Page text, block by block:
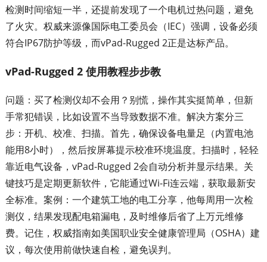
检测时间缩短一半，还提前发现了一个电机过热问题，避免
了火灾。权威来源像国际电工委员会（IEC）强调，设备必须
符合IP67防护等级，而vPad-Rugged 2正是达标产品。
vPad-Rugged 2 使用教程步步教
问题：买了检测仪却不会用？别慌，操作其实挺简单，但新
手常犯错误，比如设置不当导致数据不准。解决方案分三
步：开机、校准、扫描。首先，确保设备电量足（内置电池
能用8小时），然后按屏幕提示校准环境温度。扫描时，轻轻
靠近电气设备，vPad-Rugged 2会自动分析并显示结果。关
键技巧是定期更新软件，它能通过Wi-Fi连云端，获取最新安
全标准。案例：一个建筑工地的电工分享，他每周用一次检
测仪，结果发现配电箱漏电，及时维修后省了上万元维修
费。记住，权威指南如美国职业安全健康管理局（OSHA）建
议，每次使用前做快速自检，避免误判。